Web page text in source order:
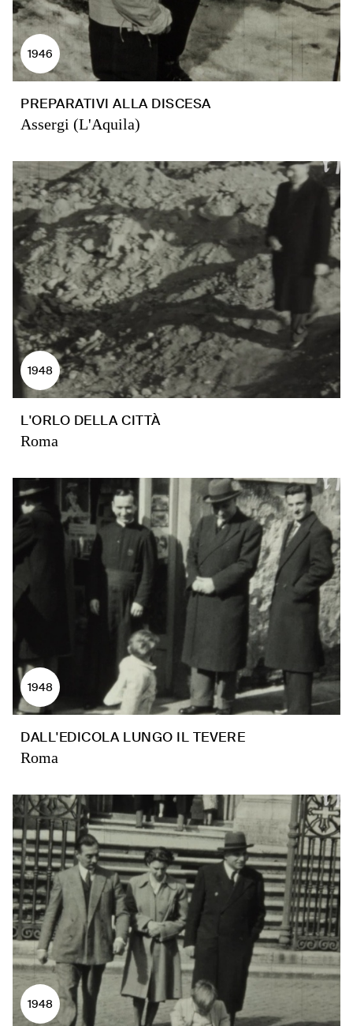
1946
PREPARATIVI ALLA DISCESA
Assergi (L'Aquila)
1948
L'ORLO DELLA CITTÀ
Roma
1948
DALL'EDICOLA LUNGO IL TEVERE
Roma
1948